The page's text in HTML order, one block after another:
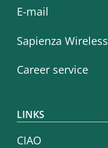
E-mail
Sapienza Wireless
Career service
LINKS
CIAO